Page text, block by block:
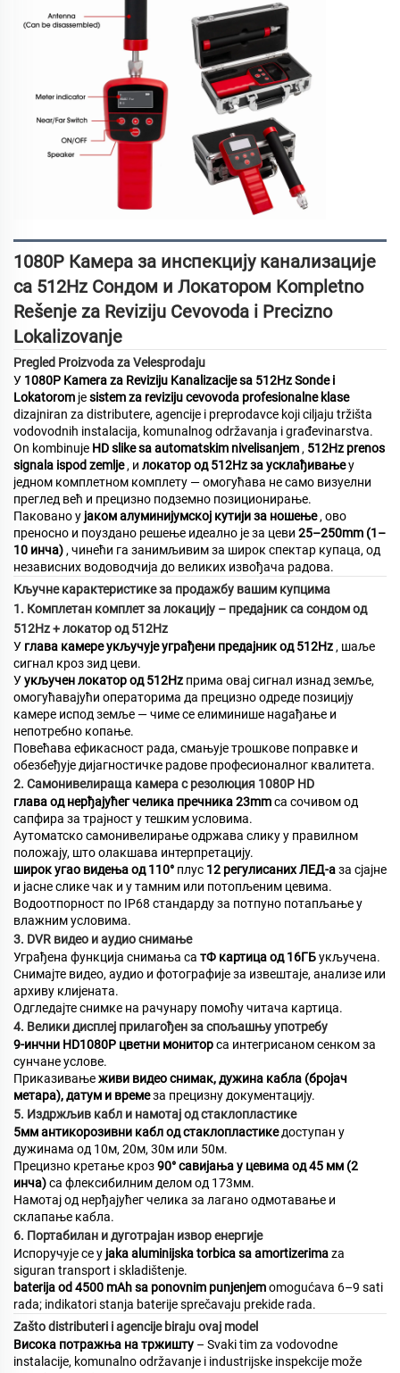
1080P Камера за инспекцију канализације
са 512Hz Сондом и Локатором Kompletno
Rešenje za Reviziju Cevovoda i Precizno
Lokalizovanje
Pregled Proizvoda za Velesprodaju
У 1080P Kamera za Reviziju Kanalizacije sa 512Hz Sonde i
Lokatorom jesistem za reviziju cevovoda profesionalne klase
dizajniran za distributere, agencije i preprodavce koji ciljaju tržišta
vodovodnih instalacija, komunalnog održavanja i građevinarstva.
On kombinuje HD slike sa automatskim nivelisanjem , 512Hz prenos
signala ispod zemlje, и локатор од 512Hz за усклађивањеу
једном комплетном комплету — омогућава не само визуелни
преглед већ и прецизно подземно позиционирање.
Паковано у јаком алуминијумској кутији за ношење, ово
преносно и поуздано решење идеално је за цеви 25–250mm (1–
10 инча) , чинећи га занимљивим за широк спектар купаца, од
независних водоводчија до великих извођача радова.
Кључне карактеристике за продажбу вашим купцима
1. Комплетан комплет за локацију – предајник са сондом од
512Hz + локатор од 512Hz
У глава камере укључује уграђени предајник од 512Hz , шаље
сигнал кроз зид цеви.
Уукључен локатор од 512Hz прима овај сигнал изнад земље,
омогућавајући операторима да прецизно одреде позицију
камере испод земље — чиме се елиминише нagaђање и
непотребно копање.
Повећава ефикасност рада, смањује трошкове поправке и
обезбеђује дијагностичке радове професионалног квалитета.
2. Самонивелираща камера с резолюция 1080P HD
глава од нерђајућег челика пречника 23mmса сочивом од
сапфира за трајност у тешким условима.
Аутоматско самонивелирање одржава слику у правилном
положају, што олакшава интерпретацију.
широк угао видења од 110° плус 12 регулисаних ЛЕД-аза сјајне
и јасне слике чак и у тамним или потопљеним цевима.
Водоотпорност по IP68 стандарду за потпуно потапљање у
влажним условима.
3. DVR видео и аудио снимање
Уграђена функција снимања са тФ картица од 16ГБукључена.
Снимајте видео, аудио и фотографије за извештаје, анализе или
архиву клијената.
Одгледајте снимке на рачунару помоћу читача картица.
4. Велики дисплеј прилагођен за спољашњу употребу
9-инчни HD1080P цветни мониторса интегрисаном сенком за
сунчане услове.
Приказивањеживи видео снимак, дужина кабла (бројач
метара), датум и времеза прецизну документацију.
5. Издржљив кабл и намотај од стаклопластике
5мм антикорозивни кабл од стаклопластикедоступан у
дужинама од 10м, 20м, 30м или 50м.
Прецизно кретање кроз90° савијања у цевима од 45 мм (2
инча)са флексибилним делом од 173мм.
Намотај од нерђајућег челика за лагано одмотавање и
склапање кабла.
6. Портабилан и дуготрајан извор енергије
Испоручује се у jaka aluminijska torbica sa amortizerimaza
siguran transport i skladištenje.
baterija od 4500 mAh sa ponovnim punjenjemomogućava 6–9 sati
rada; indikatori stanja baterije sprečavaju prekide rada.
Zašto distributeri i agencije biraju ovaj model
Висока потражња на тржишту – Svaki tim za vodovodne
instalacije, komunalno održavanje i industrijske inspekcije može